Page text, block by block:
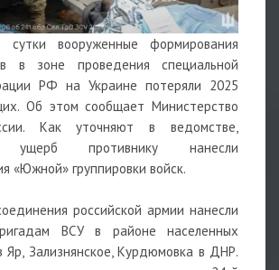
вооруженные формирования
в зоне проведения специальной
РФ на Украине потеряли 2025
Об этом сообщает Министерство
Как уточняют в ведомстве,
ущерб противнику нанесли
«Южной» группировки войск.
российской армии нанесли
ВСУ в районе населенных
Яр, Зализнянское, Курдюмовка в ДНР.